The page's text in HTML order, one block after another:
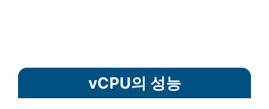
vCPU의 성능